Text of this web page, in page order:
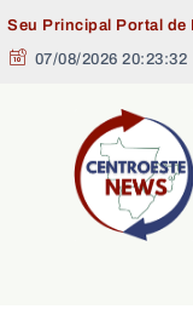
Seu Principal Portal de
07/08/2026 20:23:33